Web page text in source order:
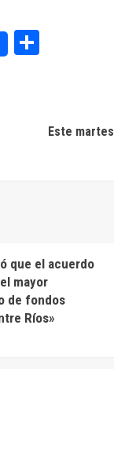
Este
que el acuerdo
mayor
de fondos
Ríos»